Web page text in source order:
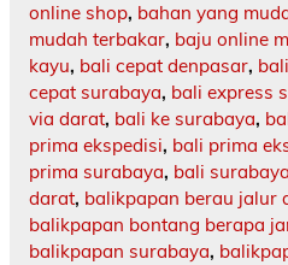
online shop, bahan yang
mudah terbakar, baju online
kayu, bali cepat denpasar,
cepat surabaya, bali express
via darat, bali ke surabaya,
prima ekspedisi, bali prima
prima surabaya, bali surabaya
darat, balikpapan berau jalur
balikpapan bontang berapa
balikpapan surabaya,